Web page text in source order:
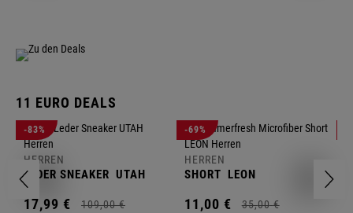
11 EURO DEALS
-83%
HERREN
LEDER SNEAKER UTAH
17,99 € 109,00 €
-69%
HERREN
SHORT LEON
11,00 € 35,00 €